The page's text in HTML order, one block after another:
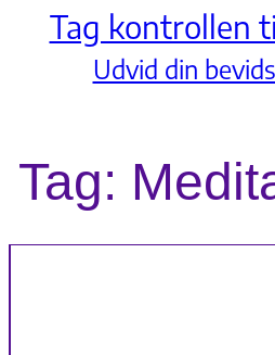
Tag kontrollen
Udvid din
Tag: